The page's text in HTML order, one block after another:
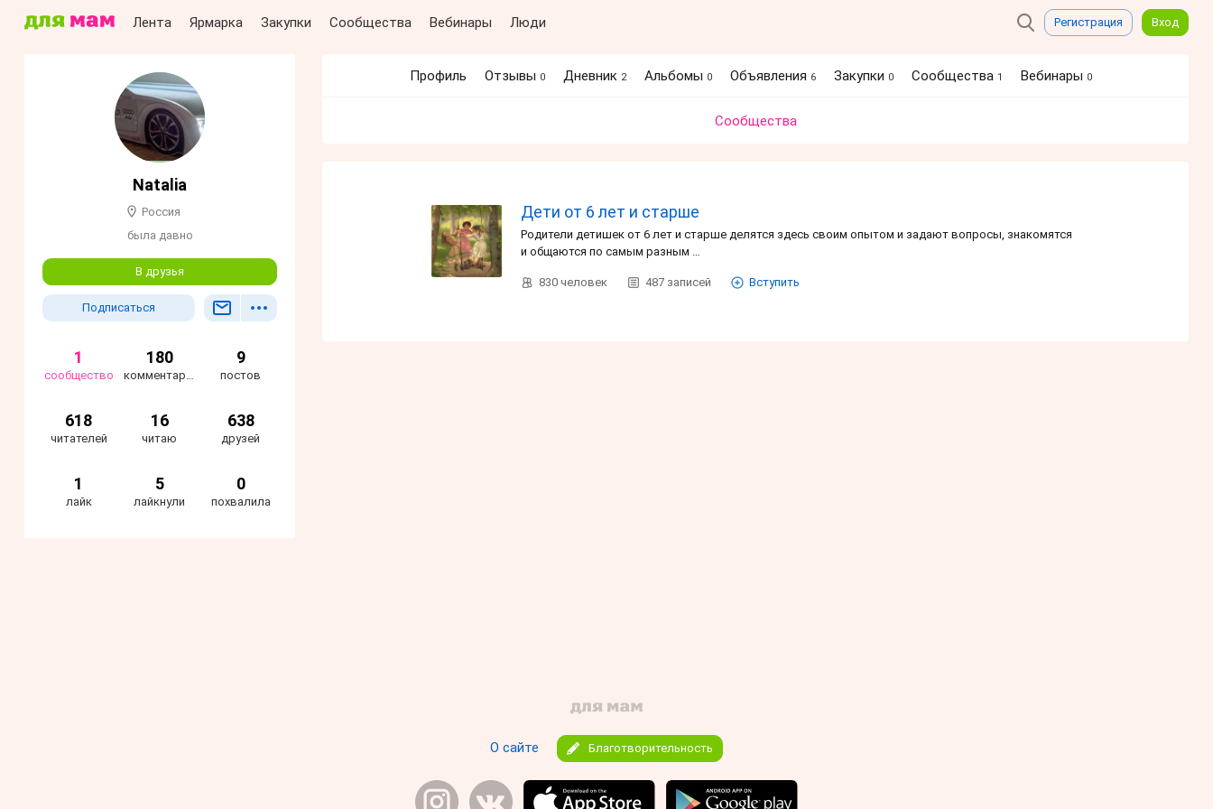
Лента Ярмарка Закупки Сообщества Вебинары Люди Регистрация Вход
Natalia
Россия
была давно
В друзья
Подписаться
1
сообщество
180
комментариев
9
постов
618
читателей
16
читаю
638
друзей
1
лайк
5
лайкнули
0
похвалила
Профиль Отзывы 0 Дневник 2 Альбомы 0 Объявления 6 Закупки 0 Сообщества 1 Вебинары 0
Сообщества
Дети от 6 лет и старше
Родители детишек от 6 лет и старше делятся здесь своим опытом и задают вопросы, знакомятся
и общаются по самым разным …
830 человек 487 записей Вступить
О сайте Благотворительность